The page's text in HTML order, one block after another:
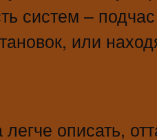
систем –
или
описать,